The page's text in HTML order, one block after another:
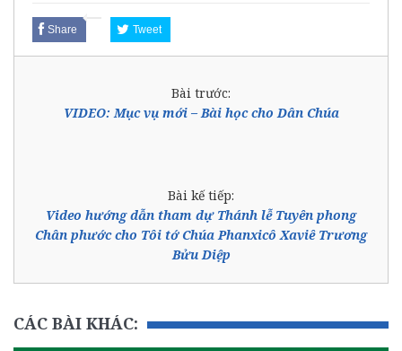
Share Tweet
Bài trước:
VIDEO: Mục vụ mới – Bài học cho Dân Chúa
Bài kế tiếp:
Video hướng dẫn tham dự Thánh lễ Tuyên phong
Chân phước cho Tôi tớ Chúa Phanxicô Xaviê Trương
Bửu Diệp
CÁC BÀI KHÁC: